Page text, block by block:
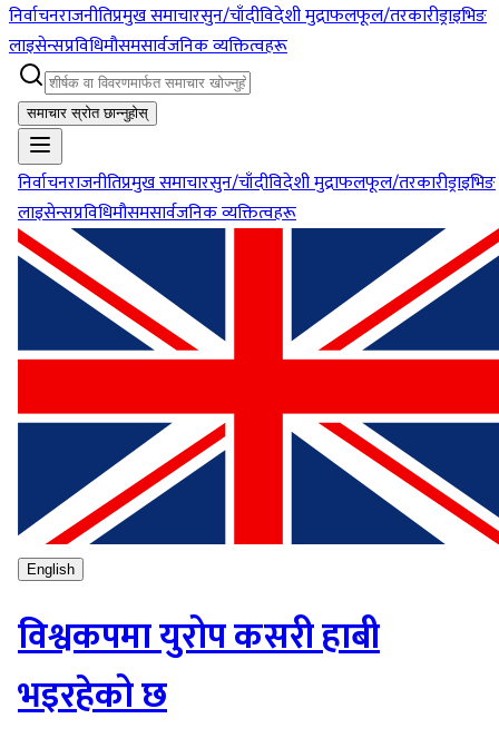
निर्वाचनराजनीतिप्रमुख समाचारसुन/चाँदीविदेशी मुद्राफलफूल/तरकारीड्राइभिङ
लाइसेन्सप्रविधिमौसमसार्वजनिक व्यक्तित्वहरू
समाचार स्रोत छान्नुहोस्
निर्वाचनराजनीतिप्रमुख समाचारसुन/चाँदीविदेशी मुद्राफलफूल/तरकारीड्राइभिङ
लाइसेन्सप्रविधिमौसमसार्वजनिक व्यक्तित्वहरू
English
विश्वकपमा युरोप कसरी हाबी
भइरहेको छ